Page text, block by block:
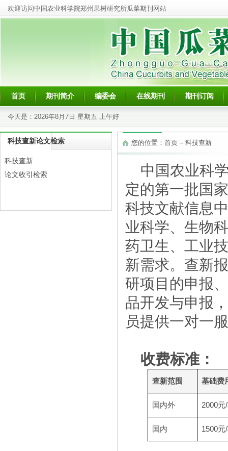
欢迎访问中国农业科学院郑州果树研究所瓜菜期刊网站
首页 期刊简介 编委会 在线期刊 期刊订阅
今天是： 2026年8月7日 星期五 上午好
科技查新论文检索
科技查新
论文收引检索
您的位置： 首页 – 科技查新
中国农业科
定的第一批国
科技文献信息
业科学、生物
药卫生、工业
新需求。查新
研项目的申报
品开发与申报
员提供一对一
收费标准：
查新范围 基础费
国内外 2000元
国内 1500元